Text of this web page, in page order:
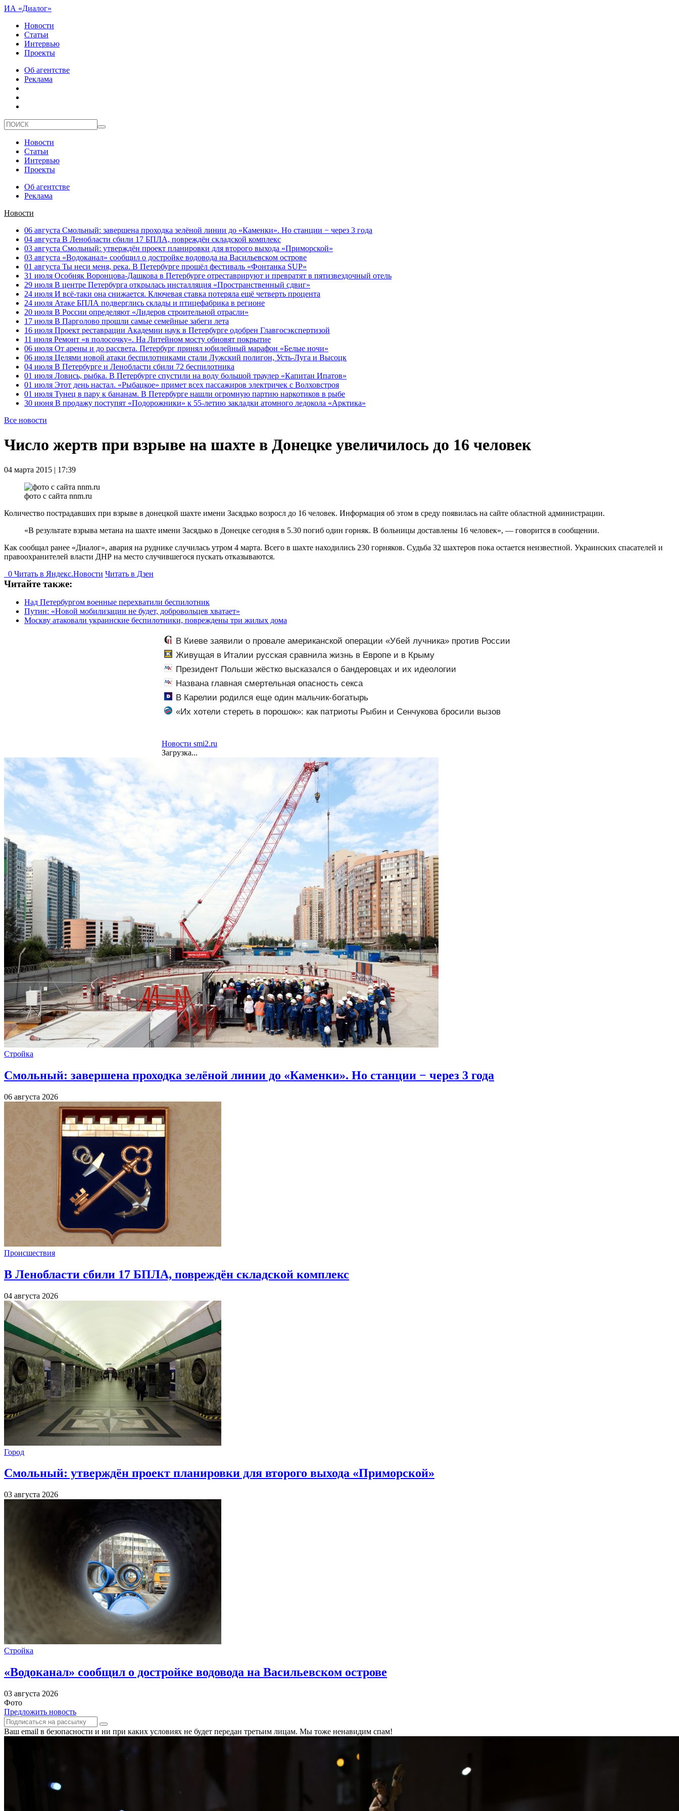
ИА «Диалог»
Новости
Статьи
Интервью
Проекты
Об агентстве
Реклама
Новости
Статьи
Интервью
Проекты
Об агентстве
Реклама
Новости
06 августа Смольный: завершена проходка зелёной линии до «Каменки». Но станции − через 3 года
04 августа В Ленобласти сбили 17 БПЛА, повреждён складской комплекс
03 августа Смольный: утверждён проект планировки для второго выхода «Приморской»
03 августа «Водоканал» сообщил о достройке водовода на Васильевском острове
01 августа Ты неси меня, река. В Петербурге прошёл фестиваль «Фонтанка SUP»
31 июля Особняк Воронцова-Дашкова в Петербурге отреставрируют и превратят в пятизвездочный отель
29 июля В центре Петербурга открылась инсталляция «Пространственный сдвиг»
24 июля И всё-таки она снижается. Ключевая ставка потеряла ещё четверть процента
24 июля Атаке БПЛА подверглись склады и птицефабрика в регионе
20 июля В России определяют «Лидеров строительной отрасли»
17 июля В Парголово прошли самые семейные забеги лета
16 июля Проект реставрации Академии наук в Петербурге одобрен Главгосэкспертизой
11 июля Ремонт «в полосочку». На Литейном мосту обновят покрытие
06 июля От арены и до рассвета. Петербург принял юбилейный марафон «Белые ночи»
06 июля Целями новой атаки беспилотниками стали Лужский полигон, Усть-Луга и Высоцк
04 июля В Петербурге и Ленобласти сбили 72 беспилотника
01 июля Ловись, рыбка. В Петербурге спустили на воду большой траулер «Капитан Ипатов»
01 июля Этот день настал. «Рыбацкое» примет всех пассажиров электричек с Волховстроя
01 июля Тунец в пару к бананам. В Петербурге нашли огромную партию наркотиков в рыбе
30 июня В продажу поступят «Подорожники» к 55-летию закладки атомного ледокола «Арктика»
Все новости
Число жертв при взрыве на шахте в Донецке увеличилось до 16 человек
04 марта 2015 | 17:39
фото с сайта nnm.ru
Количество пострадавших при взрыве в донецкой шахте имени Засядько возросл до 16 человек. Информация об этом в среду появилась на сайте областной администрации.
«В результате взрыва метана на шахте имени Засядько в Донецке сегодня в 5.30 погиб один горняк. В больницы доставлены 16 человек», — говорится в сообщении.
Как сообщал ранее «Диалог», авария на руднике случилась утром 4 марта. Всего в шахте находились 230 горняков. Судьба 32 шахтеров пока остается неизвестной. Украинских спасателей и
правоохранителей власти ДНР на место случившегося пускать отказываются.
0 Читать в Яндекс.Новости Читать в Дзен
Читайте также:
Над Петербургом военные перехватили беспилотник
Путин: «Новой мобилизации не будет, добровольцев хватает»
Москву атаковали украинские беспилотники, повреждены три жилых дома
В Киеве заявили о провале американской операции «Убей лучника» против России
Живущая в Италии русская сравнила жизнь в Европе и в Крыму
Президент Польши жёстко высказался о бандеровцах и их идеологии
Названа главная смертельная опасность секса
В Карелии родился еще один мальчик-богатырь
«Их хотели стереть в порошок»: как патриоты Рыбин и Сенчукова бросили вызов
Новости smi2.ru
Загрузка...
Стройка
Смольный: завершена проходка зелёной линии до «Каменки». Но станции − через 3 года
06 августа 2026
Происшествия
В Ленобласти сбили 17 БПЛА, повреждён складской комплекс
04 августа 2026
Город
Смольный: утверждён проект планировки для второго выхода «Приморской»
03 августа 2026
Стройка
«Водоканал» сообщил о достройке водовода на Васильевском острове
03 августа 2026
Фото
Предложить новость
Ваш email в безопасности и ни при каких условиях не будет передан третьим лицам. Мы тоже ненавидим спам!